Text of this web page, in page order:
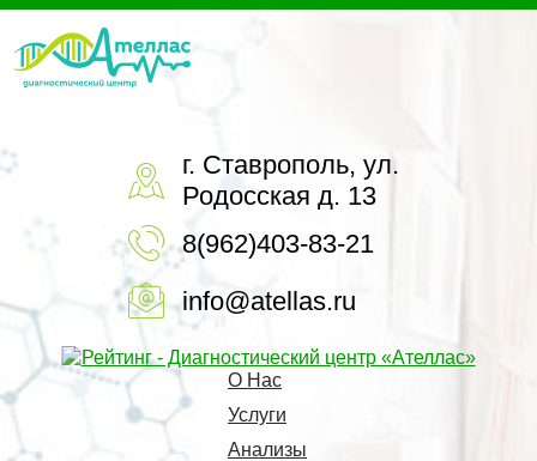
г. Ставрополь, ул.
Родосская д. 13
8(962)403-83-21
info@atellas.ru
О Нас
Услуги
Анализы